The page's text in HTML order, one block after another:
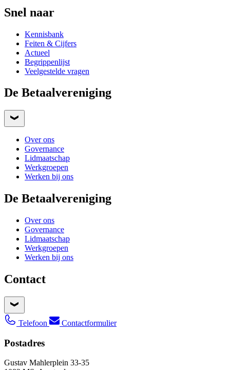
Snel naar
Kennisbank
Feiten & Cijfers
Actueel
Begrippenlijst
Veelgestelde vragen
De Betaalvereniging
Over ons
Governance
Lidmaatschap
Werkgroepen
Werken bij ons
De Betaalvereniging
Over ons
Governance
Lidmaatschap
Werkgroepen
Werken bij ons
Contact
Telefoon Contactformulier
Postadres
Gustav Mahlerplein 33-35